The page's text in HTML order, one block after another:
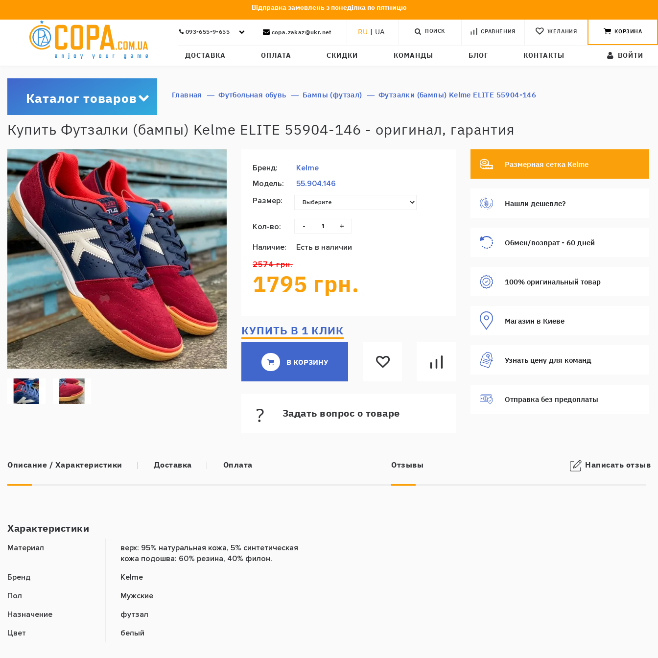
093-655-9-655 copa.zakaz@ukr.net RU | UA ПОИСК СРАВНЕНИЯ ЖЕЛАНИЯ КОРЗИНА
ДОСТАВКА ОПЛАТА СКИДКИ КОМАНДЫ БЛОГ КОНТАКТЫ ВОЙТИ
Каталог товаров Главная Футбольная обувь Бампы (футзал) Футзалки (бампы) Kelme ELITE 55904-146
Купить Футзалки (бампы) Kelme ELITE 55904-146 - оригинал, гарантия
Бренд:
Kelme
Модель:
55.904.146
Размер:
Кол-во: - +
Наличие:
Есть в наличии
2574 грн.
1795 грн.
КУПИТЬ В 1 КЛИК
В КОРЗИНУ
Задать вопрос о товаре
Размерная сетка Kelme
Нашли дешевле?
Обмен/возврат - 60 дней
100% оригинальный товар
Магазин в Киеве
Узнать цену для команд
Отправка без предоплаты
Описание / Характеристики Доставка Оплата
Характеристики
Материал
верх: 95% натуральная кожа, 5% синтетическая
кожа подошва: 60% резина, 40% филон.
Бренд
Kelme
Пол
Мужские
Назначение
футзал
Цвет
белый
Отзывы Написать отзыв
Відправка замовлень з понеділка по пятницю